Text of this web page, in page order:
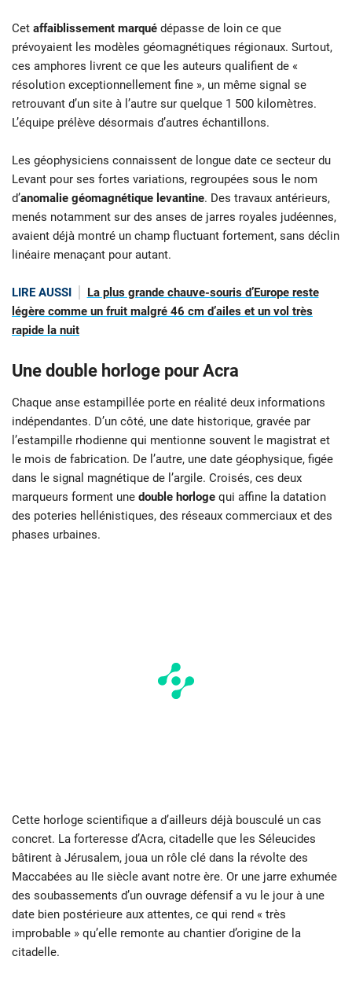
Cet affaiblissement marqué dépasse de loin ce que
prévoyaient les modèles géomagnétiques régionaux. Surtout,
ces amphores livrent ce que les auteurs qualifient de «
résolution exceptionnellement fine », un même signal se
retrouvant d’un site à l’autre sur quelque 1 500 kilomètres.
L’équipe prélève désormais d’autres échantillons.
Les géophysiciens connaissent de longue date ce secteur du
Levant pour ses fortes variations, regroupées sous le nom
d’anomalie géomagnétique levantine. Des travaux antérieurs,
menés notamment sur des anses de jarres royales judéennes,
avaient déjà montré un champ fluctuant fortement, sans déclin
linéaire menaçant pour autant.
LIRE AUSSI
La plus grande chauve-souris d’Europe reste
légère comme un fruit malgré 46 cm d’ailes et un vol très
rapide la nuit
Une double horloge pour Acra
Chaque anse estampillée porte en réalité deux informations
indépendantes. D’un côté, une date historique, gravée par
l’estampille rhodienne qui mentionne souvent le magistrat et
le mois de fabrication. De l’autre, une date géophysique, figée
dans le signal magnétique de l’argile. Croisés, ces deux
marqueurs forment une double horloge qui affine la datation
des poteries hellénistiques, des réseaux commerciaux et des
phases urbaines.
Cette horloge scientifique a d’ailleurs déjà bousculé un cas
concret. La forteresse d’Acra, citadelle que les Séleucides
bâtirent à Jérusalem, joua un rôle clé dans la révolte des
Maccabées au IIe siècle avant notre ère. Or une jarre exhumée
des soubassements d’un ouvrage défensif a vu le jour à une
date bien postérieure aux attentes, ce qui rend « très
improbable » qu’elle remonte au chantier d’origine de la
citadelle.